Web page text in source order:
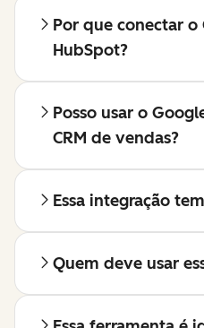
Por que conectar o
HubSpot?
Posso usar o
CRM de vendas?
Essa integração
Quem deve usar